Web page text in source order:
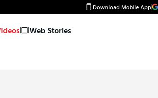
Download Mobile App
Web Stories